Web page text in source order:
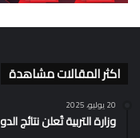
اكثر المقالات مشاهدة
20 يوليو، 2025
وزارة التربية تُعلن نتائج